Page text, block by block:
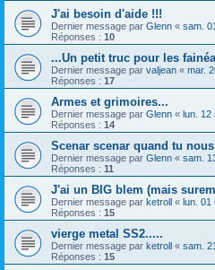
J'ai besoin d'aide !!!
Dernier message par Glenn « sam.
Réponses : 10
...Un petit truc pour les
Dernier message par valjean « mar.
Réponses : 17
Armes et grimoires...
Dernier message par Glenn « lun. 12
Réponses : 14
Scenar scenar quand tu
Dernier message par Glenn « sam.
Réponses : 11
J'ai un BIG blem (mais
Dernier message par ketroll « lun. 01
Réponses : 15
vierge metal SS2.....
Dernier message par ketroll « sam.
Réponses : 15